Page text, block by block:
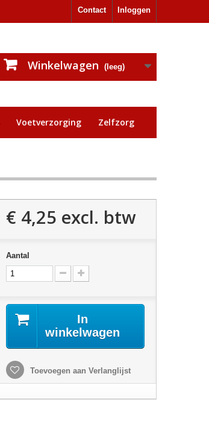
Inloggen
Contact
Winkelwagen (leeg)
Voetverzorging Zelfzorg
€ 4,25 excl. btw
Aantal
In
winkelwagen
Toevoegen aan Verlanglijst